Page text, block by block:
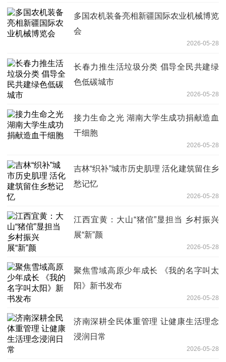
多国农机装备亮相新疆国际农业机械博览
会
2026-05-28
长春力推生活垃圾分类 倡导全民共建绿
色低碳城市
2026-05-28
接力生命之光 湖南大学生成功捐献造血
干细胞
2026-05-28
吉林“织补”城市历史肌理 活化建筑留住乡
愁记忆
2026-05-28
江西宜黄：大山“猪倌”显担当 乡村振兴
展“新”颜
2026-05-28
聚焦雪域高原少年成长 《我的名字叫太
阳》新书发布
2026-05-28
济南深耕全民体重管理 让健康生活理念
浸润日常
2026-05-28